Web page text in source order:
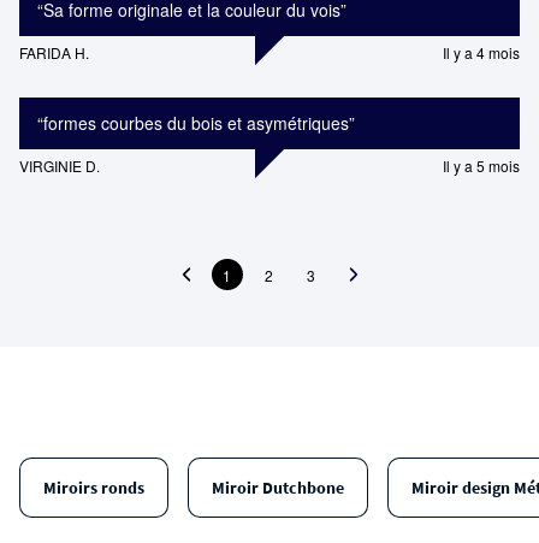
“Sa forme originale et la couleur du vois”
FARIDA H. Il y a 4 mois
“formes courbes du bois et asymétriques”
VIRGINIE D. Il y a 5 mois
1 2 3
Miroirs ronds Miroir Dutchbone Miroir design